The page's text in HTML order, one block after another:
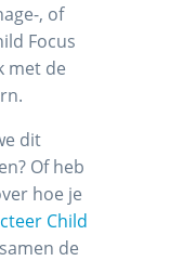
, of
Focus
met de
dit
Of heb
hoe je
Child
de